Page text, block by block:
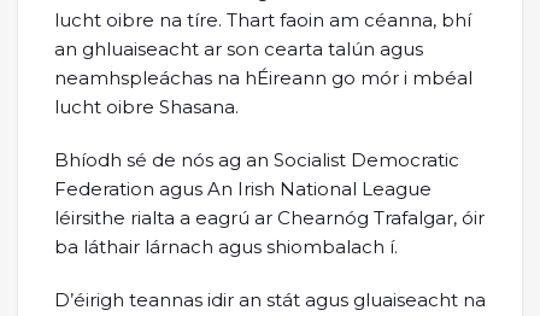
lucht oibre na tíre. Thart faoin am céanna, bhí
an ghluaiseacht ar son cearta talún agus
neamhspleáchas na hÉireann go mór i mbéal
lucht oibre Shasana.
Bhíodh sé de nós ag an Socialist Democratic
Federation agus An Irish National League
léirsithe rialta a eagrú ar Chearnóg Trafalgar, óir
ba láthair lárnach agus shiombalach í.
D’éirigh teannas idir an stát agus gluaiseacht na